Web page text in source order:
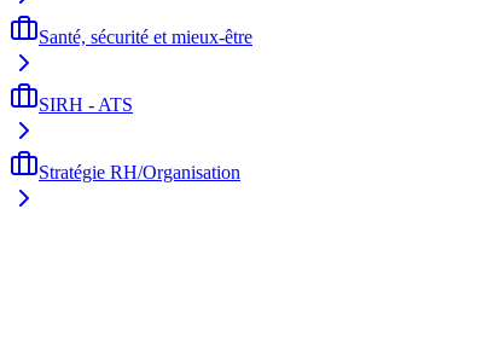
Santé, sécurité et mieux-être
SIRH - ATS
Stratégie RH/Organisation